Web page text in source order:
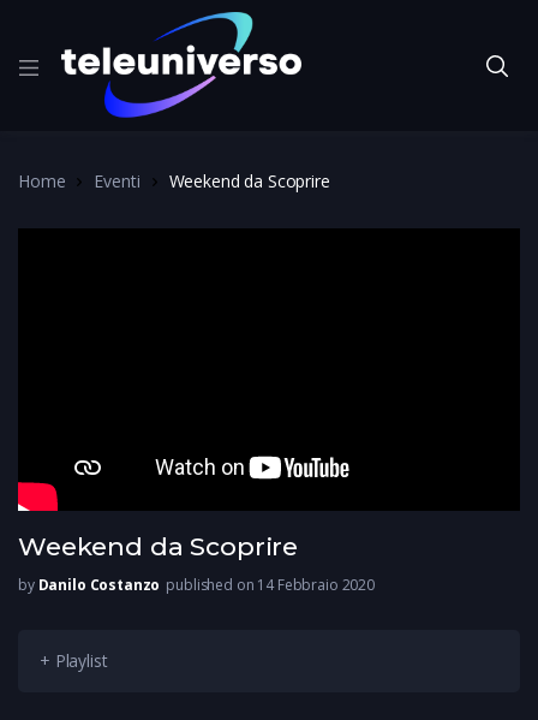
Home Eventi Weekend da Scoprire
Weekend da Scoprire
by Danilo Costanzo published on 14 Febbraio 2020
+ Playlist